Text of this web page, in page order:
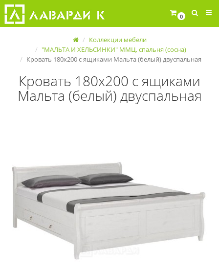
0
Коллекции мебели
"МАЛЬТА И ХЕЛЬСИНКИ" ММЦ, спальня (сосна)
Кровать 180х200 с ящиками Мальта (белый) двуспальная
Кровать 180х200 с ящиками
Мальта (белый) двуспальная